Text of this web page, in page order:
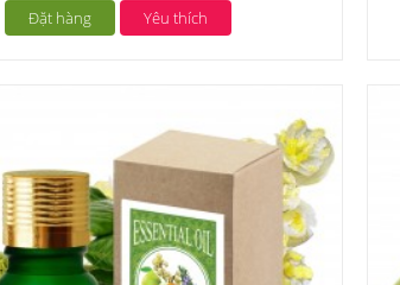
Đặt hàng Yêu thích